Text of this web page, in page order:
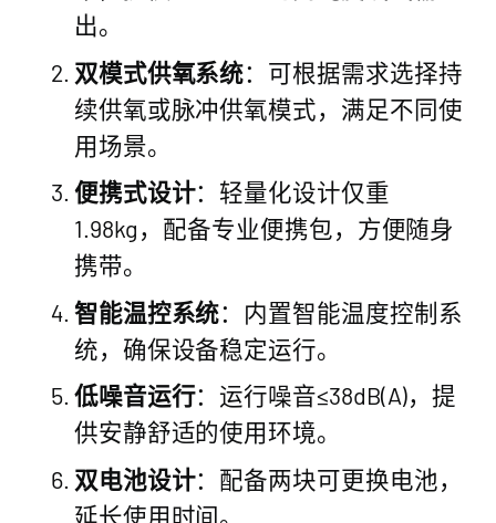
出。
双模式供氧系统：可根据需求选择持
续供氧或脉冲供氧模式，满足不同使
用场景。
便携式设计：轻量化设计仅重
1.98kg，配备专业便携包，方便随身
携带。
智能温控系统：内置智能温度控制系
统，确保设备稳定运行。
低噪音运行：运行噪音≤38dB(A)，提
供安静舒适的使用环境。
双电池设计：配备两块可更换电池，
延长使用时间。